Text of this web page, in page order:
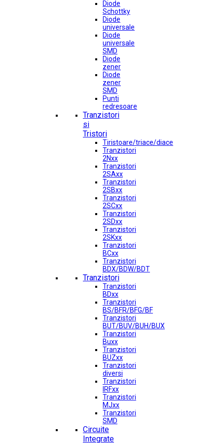
Diode
Schottky
Diode
universale
Diode
universale
SMD
Diode
zener
Diode
zener
SMD
Punti
redresoare
Tranzistori
si
Tristori
Tiristoare/triace/diace
Tranzistori
2Nxx
Tranzistori
2SAxx
Tranzistori
2SBxx
Tranzistori
2SCxx
Tranzistori
2SDxx
Tranzistori
2SKxx
Tranzistori
BCxx
Tranzistori
BDX/BDW/BDT
Tranzistori
Tranzistori
BDxx
Tranzistori
BS/BFR/BFG/BF
Tranzistori
BUT/BUV/BUH/BUX
Tranzistori
Buxx
Tranzistori
BUZxx
Tranzistori
diversi
Tranzistori
IRFxx
Tranzistori
MJxx
Tranzistori
SMD
Circuite
Integrate